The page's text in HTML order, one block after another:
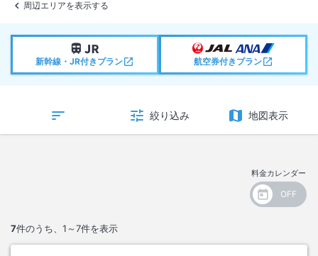
周辺エリアを表示する
新幹線・JR付きプラン 航空券付きプラン
絞り込み 地図表示
料金カレンダー
7件のうち、 1～7件を表示